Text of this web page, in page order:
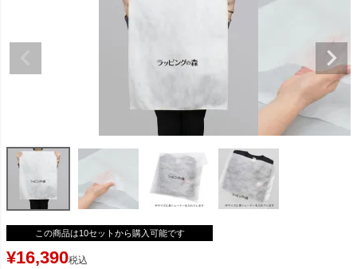
この商品は10セットから購入可能です
¥16,390税込